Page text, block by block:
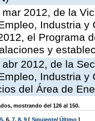
2012, de la
Industria
el Programa
y
2012, de la
Industria
del Área de
mostrando del 126 al 150.
5, 6, 7, 8, 9 [ Siguiente/ Último ]